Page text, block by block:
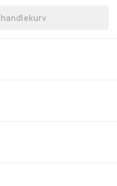
Legg Victorias Secret